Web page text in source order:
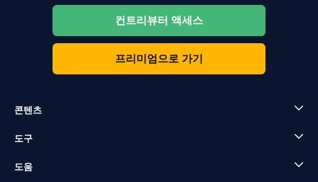
컨트리뷰터 액세스
프리미엄으로 가기
콘텐츠
도구
도움